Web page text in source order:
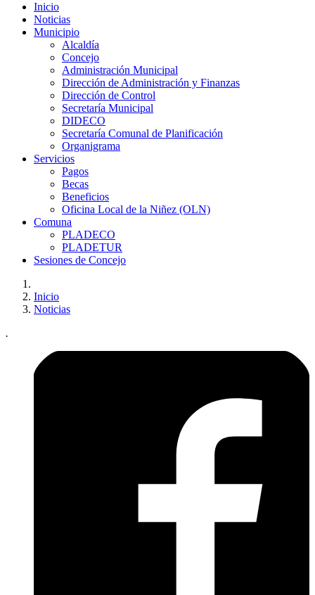
Inicio
Noticias
Municipio
Alcaldía
Concejo
Administración Municipal
Dirección de Administración y Finanzas
Dirección de Control
Secretaría Municipal
DIDECO
Secretaría Comunal de Planificación
Organigrama
Servicios
Pagos
Becas
Beneficios
Oficina Local de la Niñez (OLN)
Comuna
PLADECO
PLADETUR
Sesiones de Concejo
Inicio
Noticias
.